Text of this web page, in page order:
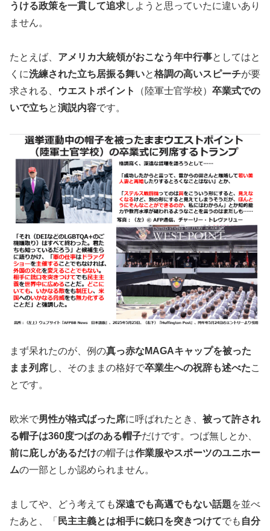
うける政策を一貫して追求しようと思っていたに違いあり
ません。
たとえば、 アメリカ大統領がおこなう年中行事としてはと
くに洗練された立ち居振る舞いと格調の高いスピーチが要
求される、
ウエストポイント （陸軍士官学校） 卒業式での
いで立ちと演説内容です。
まず呆れたのが、例の真っ赤なMAGAキャップを被った
まま列席し、そのままの格好で卒業生への祝辞も述べたこ
とです。
欧米で男性が格式ばった席に呼ばれたとき、 被って許され
る帽子は360度つばのある帽子だけです。つば無しとか、
前に庇しがあるだけの帽子は作業服やスポーツのユニホー
ムの一部としか認められません。
ましてや、どう考えても深遠でも高邁でもない話題を並べ
たあと、「 民主主義とは相手に銃口を突きつけてでも 自分